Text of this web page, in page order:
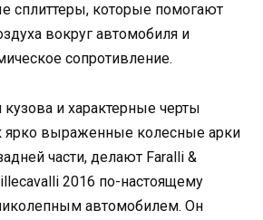
сплиттеры, которые помогают
вокруг автомобиля и
сопротивление.
и характерные черты
ярко выраженные колесные арки
части, делают Faralli &
2016 по-настоящему
автомобилем. Он